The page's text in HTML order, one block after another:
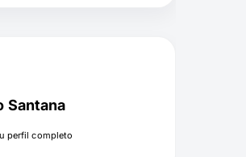
Santana
perfil completo